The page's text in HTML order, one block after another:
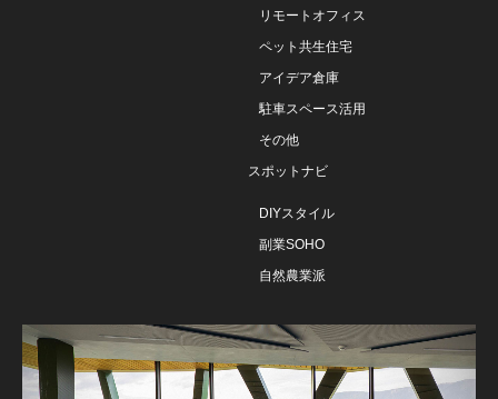
リモートオフィス
ペット共生住宅
アイデア倉庫
駐車スペース活用
その他
スポットナビ
DIYスタイル
副業SOHO
自然農業派